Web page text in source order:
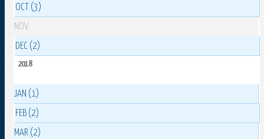
OCT (3)
NOV
DEC (2)
2018
JAN (1)
FEB (2)
MAR (2)